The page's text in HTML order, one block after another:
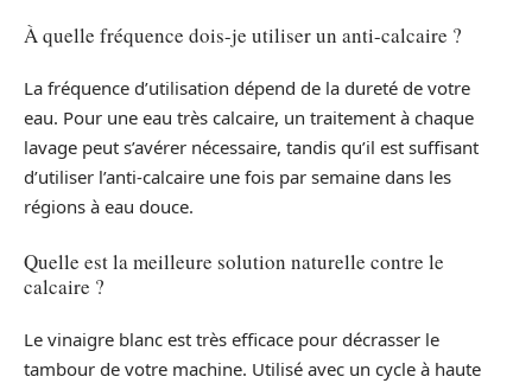
À quelle fréquence dois-je utiliser un anti-calcaire ?
La fréquence d’utilisation dépend de la dureté de votre
eau. Pour une eau très calcaire, un traitement à chaque
lavage peut s’avérer nécessaire, tandis qu’il est suffisant
d’utiliser l’anti-calcaire une fois par semaine dans les
régions à eau douce.
Quelle est la meilleure solution naturelle contre le
calcaire ?
Le vinaigre blanc est très efficace pour décrasser le
tambour de votre machine. Utilisé avec un cycle à haute